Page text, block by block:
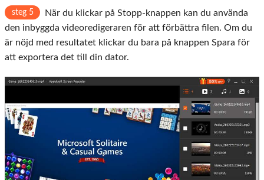
steg 5
När du klickar på Stopp-knappen kan du använda
den inbyggda videoredigeraren för att förbättra filen. Om du
är nöjd med resultatet klickar du bara på knappen Spara för
att exportera det till din dator.